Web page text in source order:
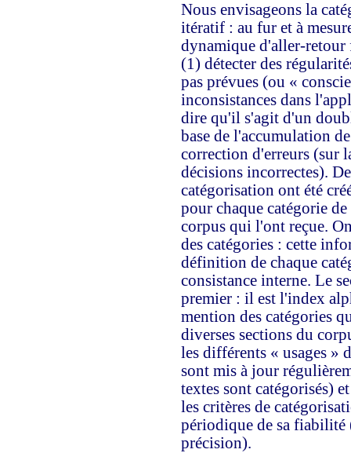
Nous envisageons la
itératif : au fur et à
dynamique d'aller-retour
(1) détecter des
pas prévues (ou «
inconsistances dans
dire qu'il s'agit d'un
base de l'accumulation
correction d'erreurs (sur
décisions incorrectes).
catégorisation ont été
pour chaque catégorie
corpus qui l'ont reçue.
des catégories : cette
définition de chaque
consistance interne. Le
premier : il est l'index
mention des catégories
diverses sections du
les différents « usages »
sont mis à jour
textes sont catégorisés)
les critères de
périodique de sa
précision).